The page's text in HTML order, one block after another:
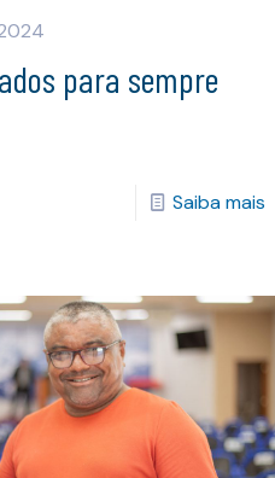
para sempre
Saiba mais